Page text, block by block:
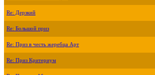
Re: Дерзкий
Re: Большой приз
Re: Приз в честь жеребца Арт
Re: Приз Критериум